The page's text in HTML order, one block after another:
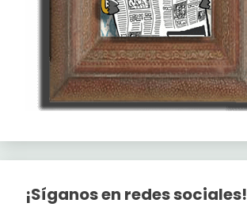
¡Síganos en redes sociales!